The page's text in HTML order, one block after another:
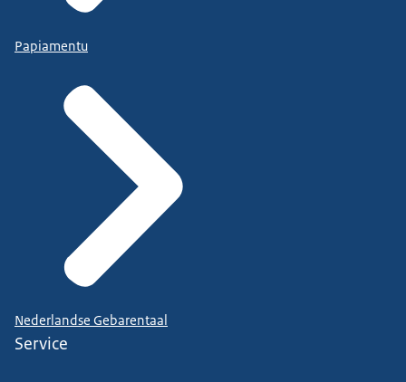
Papiamentu
Nederlandse Gebarentaal
Service